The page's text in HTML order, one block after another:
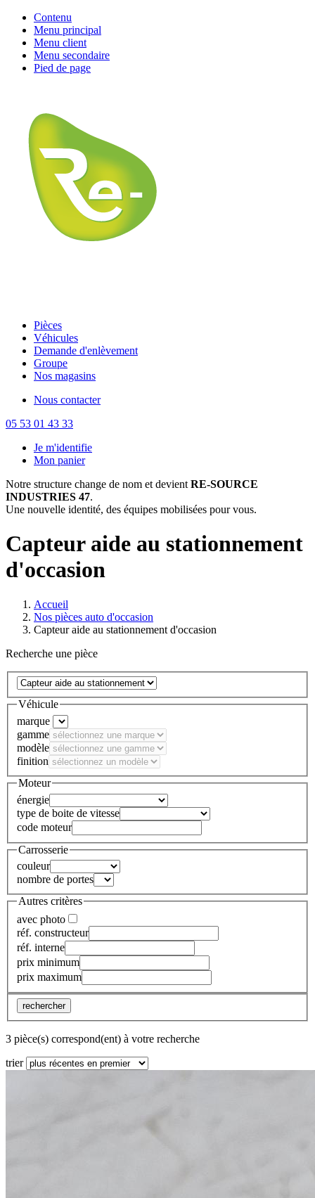
Contenu
Menu principal
Menu client
Menu secondaire
Pied de page
Pièces
Véhicules
Demande d'enlèvement
Groupe
Nos magasins
Nous contacter
05 53 01 43 33
Je m'identifie
Mon panier
Notre structure change de nom et devient RE-SOURCE
INDUSTRIES 47.
Une nouvelle identité, des équipes mobilisées pour vous.
Capteur aide au stationnement
d'occasion
Accueil
Nos pièces auto d'occasion
Capteur aide au stationnement d'occasion
Recherche une pièce
Véhicule
marque
gamme
modèle
finition
Moteur
énergie
type de boite de vitesse
code moteur
Carrosserie
couleur
nombre de portes
Autres critères
avec photo
réf. constructeur
réf. interne
prix minimum
prix maximum
rechercher
3 pièce(s) correspond(ent) à votre recherche
trier